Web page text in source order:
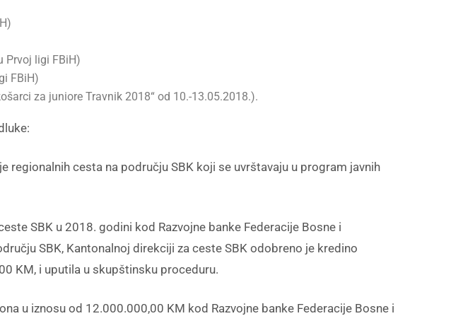
Prvoj ligi FBiH)
FBiH)
za juniore Travnik 2018“ od 10.-13.05.2018.).
cesta na području SBK koji se uvrštavaju u program javnih
SBK u 2018. godini kod Razvojne banke Federacije Bosne i
SBK, Kantonalnoj direkciji za ceste SBK odobreno je kredino
KM, i uputila u skupštinsku proceduru.
iznosu od 12.000.000,00 KM kod Razvojne banke Federacije Bosne i